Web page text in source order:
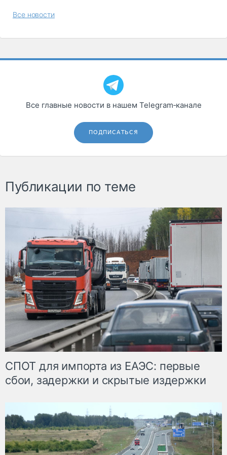
Все новости
Все главные новости в нашем Telegram‑канале
ПОДПИСАТЬСЯ
Публикации по теме
СПОТ для импорта из ЕАЭС: первые
сбои, задержки и скрытые издержки